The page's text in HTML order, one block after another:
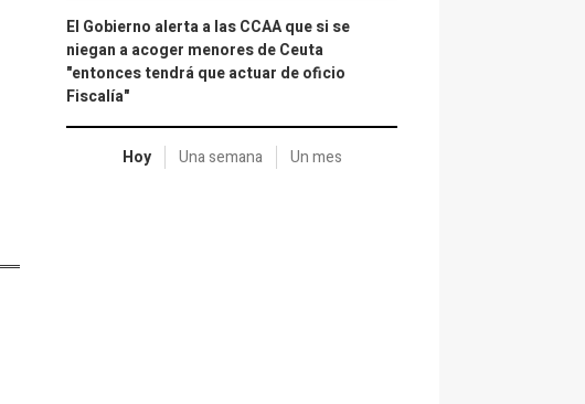
El Gobierno alerta a las CCAA que si se
niegan a acoger menores de Ceuta
"entonces tendrá que actuar de oficio
Fiscalía"
Hoy Una semana Un mes